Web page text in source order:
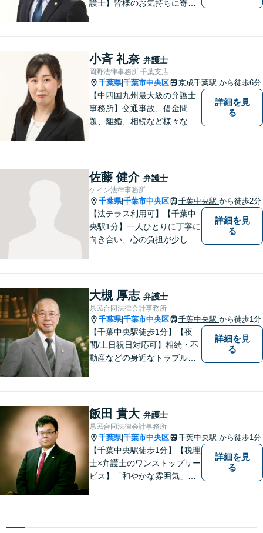
護士】皆様のお気持ちに寄り
まいります。お困りごとがあ
れば、お早めにご相談くださ
い。【オンライン相談可】
小斉 礼奈 弁護士
岡野法律事務所 千葉支店
千葉県|千葉市中央区 京成千葉駅 から徒歩6分
【中四国九州最大級の弁護士
事務所】交通事故、借金問
題、離婚、相続など様々な問
い！
詳細を見
る
佐藤 健介 弁護士
ケイン法律事務所
千葉県|千葉市中央区 千葉中央駅 から徒歩2分
【法テラス利用可】【千葉中
央駅1分】一人ひとりに丁寧に
向き合い、心の負担が少しで
据えた支えを大切にしていま
す。あなたの気持ちにしっか
り寄り添います。【休日・夜
間面談可】
詳細を見
る
大槻 厚志 弁護士
県民合同法律会計事務所
千葉県|千葉市中央区 千葉中央駅 から徒歩1分
【千葉中央駅徒歩1分】【夜
間/土日祝日対応可】相続・不
動産などの身近なトラブルに
え全力で実行します。まずは
ご相談ください。
詳細を見
る
飯田 貴大 弁護士
県民合同法律会計事務所
千葉県|千葉市中央区 千葉中央駅 から徒歩1分
【千葉中央駅徒歩1分】【税理
士×弁護士のワンストップサー
ビス】「和やかな雰囲気」と
ありましたら、お気軽にご相
詳細を見
る